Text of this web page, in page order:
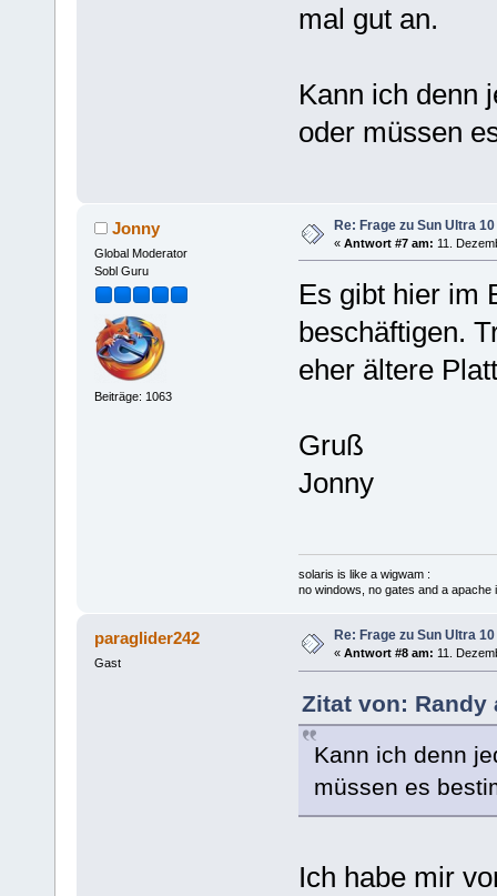
mal gut an.
Kann ich denn
oder müssen
Jonny
Global Moderator
Sobl Guru
Beiträge: 1063
Re: Frage zu Sun Ultra
« Antwort #7 am: 11.
Es gibt hier im
beschäftigen.
eher ältere
Gruß
Jonny
solaris is like a wigwam :
no windows, no gates and a apache
paraglider242
Gast
Re: Frage zu Sun Ultra
« Antwort #8 am: 11.
Zitat von: Randy
Kann ich denn
müssen es
Ich habe mir